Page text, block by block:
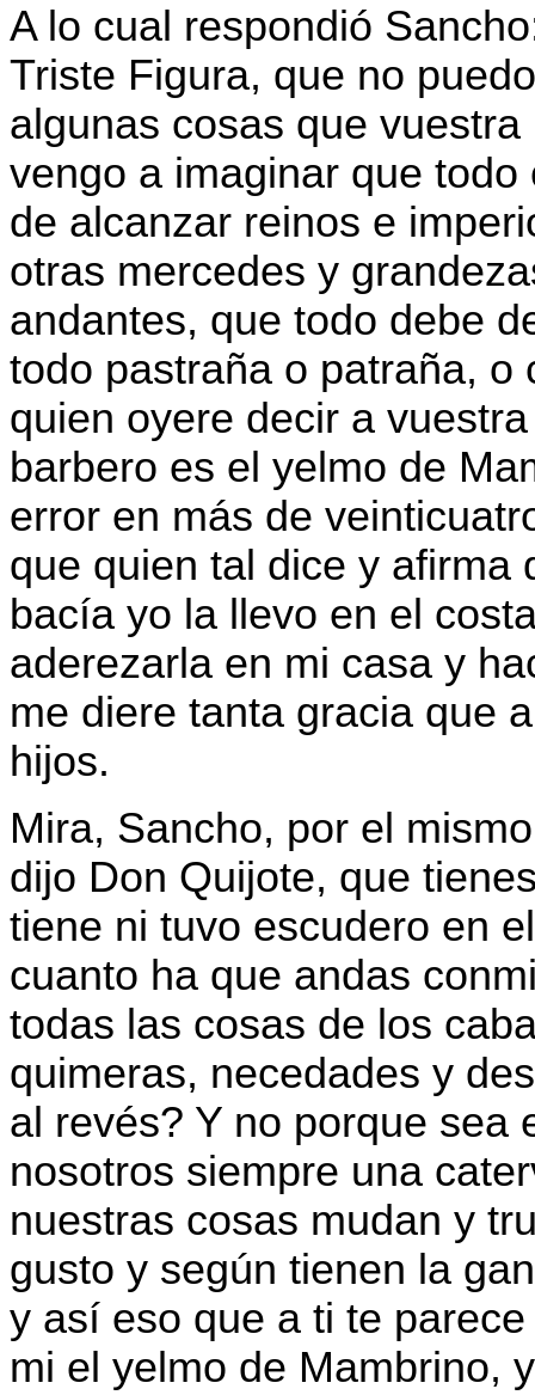
A lo cual respondió
Triste Figura, que no
algunas cosas que
vengo a imaginar que
de alcanzar reinos e
otras mercedes y
andantes, que todo debe
todo pastraña o patraña, o
quien oyere decir a
barbero es el yelmo de
error en más de
que quien tal dice y afirma
bacía yo la llevo en el
aderezarla en mi casa y
me diere tanta gracia que
hijos.
Mira, Sancho, por el
dijo Don Quijote, que
tiene ni tuvo escudero en
cuanto ha que andas
todas las cosas de los
quimeras, necedades y
al revés? Y no porque sea
nosotros siempre una
nuestras cosas mudan y
gusto y según tienen la
y así eso que a ti te
mi el yelmo de Mambrino,